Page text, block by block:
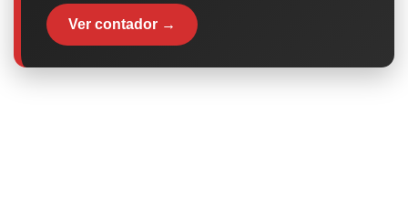
Ver contador →